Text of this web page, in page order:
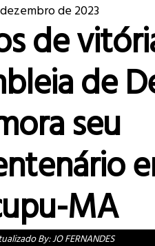
de 2023
de
de
seu
MA
By:JO FERNANDES